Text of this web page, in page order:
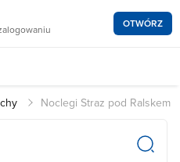
OTWÓRZ
Noclegi Straz pod Ralskem